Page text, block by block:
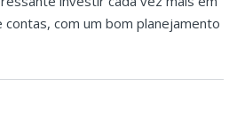
contas, com um bom planejamento